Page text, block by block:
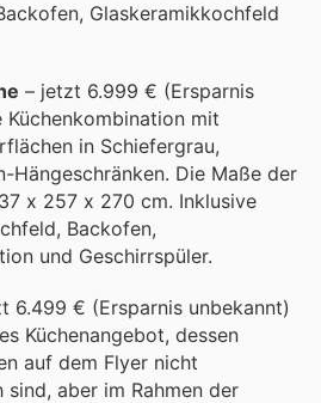
Glaskeramikkochfeld
– jetzt 6.999 € (Ersparnis
mit
in Schiefergrau,
Hängeschränken. Die Maße der
x 257 x 270 cm. Inklusive
Backofen,
und Geschirrspüler.
6.499 € (Ersparnis unbekannt)
Küchenangebot, dessen
auf dem Flyer nicht
aber im Rahmen der